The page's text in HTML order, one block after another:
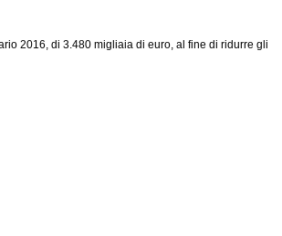
2016, di 3.480 migliaia di euro, al fine di ridurre gli